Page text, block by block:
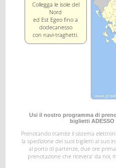
Collegga le isole del
Nord
ed Est Egeo fino a
dodecanesso
con navi-traghetti.
Usi il nostro programma di
biglietti
Prenotando tramite il sistema
la spedizione dei suoi biglietti al suo
al porto di partenze, due ore
prenotazione che ricevera' da noi,